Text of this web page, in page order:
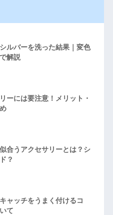
ルバーを洗った結果｜変色
解説
ーには要注意！メリット・
合うアクセサリーとは？シ
？
ャッチをうまく付けるコ
て